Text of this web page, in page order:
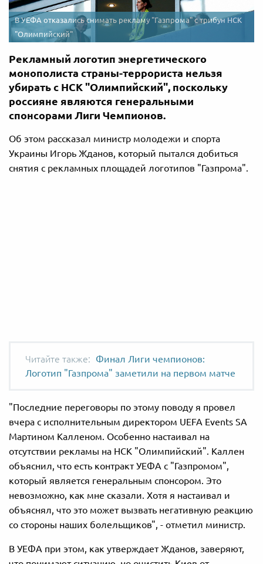
В УЕФА отказались снимать рекламу "Газпрома" с трибун НСК
"Олимпийский"
Рекламный логотип энергетического
монополиста страны-террориста нельзя
убирать с НСК "Олимпийский", поскольку
россияне являются генеральными
спонсорами Лиги Чемпионов.
Об этом рассказал министр молодежи и спорта
Украины Игорь Жданов, который пытался добиться
снятия с рекламных площадей логотипов "Газпрома".
Финал Лиги чемпионов:
Логотип "Газпрома" заметили на первом матче
"Последние переговоры по этому поводу я провел
вчера с исполнительным директором UEFA Events SA
Мартином Калленом. Особенно настаивал на
отсутствии рекламы на НСК "Олимпийский". Каллен
объяснил, что есть контракт УЕФА с "Газпромом",
который является генеральным спонсором. Это
невозможно, как мне сказали. Хотя я настаивал и
объяснял, что это может вызвать негативную реакцию
со стороны наших болельщиков", - отметил министр.
В УЕФА при этом, как утверждает Жданов, заверяют,